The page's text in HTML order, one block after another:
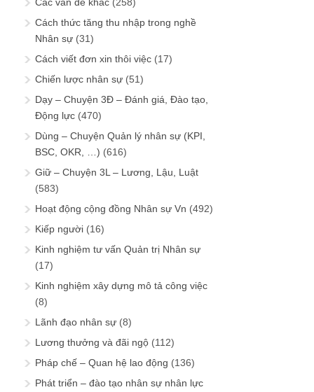
Cách thức tăng thu nhập trong nghề
Nhân sự (31)
Cách viết đơn xin thôi việc (17)
Chiến lược nhân sự (51)
Dạy – Chuyện 3Đ – Đánh giá, Đào tạo,
Động lực (470)
Dùng – Chuyện Quản lý nhân sự (KPI,
BSC, OKR, …) (616)
Giữ – Chuyện 3L – Lương, Lậu, Luật
(583)
Hoạt động cộng đồng Nhân sự Vn (492)
Kiếp người (16)
Kinh nghiệm tư vấn Quản trị Nhân sự
(17)
Kinh nghiệm xây dựng mô tả công việc
(8)
Lãnh đạo nhân sự (8)
Lương thưởng và đãi ngộ (112)
Pháp chế – Quan hệ lao động (136)
Phát triển – đào tạo nhân sự nhân lực